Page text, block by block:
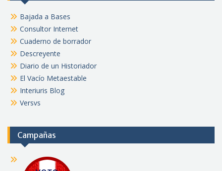
Bajada a Bases
Consultor Internet
Cuaderno de borrador
Descreyente
Diario de un Historiador
El Vacío Metaestable
Interiuris Blog
Versvs
Campañas